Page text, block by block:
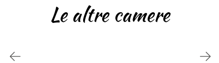
Le altre camere